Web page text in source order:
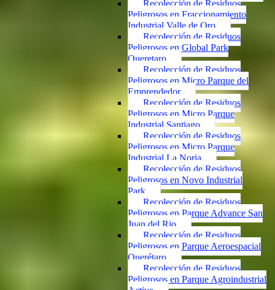
Recolección de Residuos
Peligrosos en Fraccionamiento
Industrial Valle de Oro
Recolección de Residuos
Peligrosos en Global Park
Queretaro
Recolección de Residuos
Peligrosos en Micro Parque del
Emprendedor
Recolección de Residuos
Peligrosos en Micro Parque
Industrial Santiago
Recolección de Residuos
Peligrosos en Micro Parque
Industrial La Noria
Recolección de Residuos
Peligrosos en Novo Industrial
Park
Recolección de Residuos
Peligrosos en Parque Advance San
Juan del Rio
Recolección de Residuos
Peligrosos en Parque Aeroespacial
Querétaro
Recolección de Residuos
Peligrosos en Parque Agroindustrial